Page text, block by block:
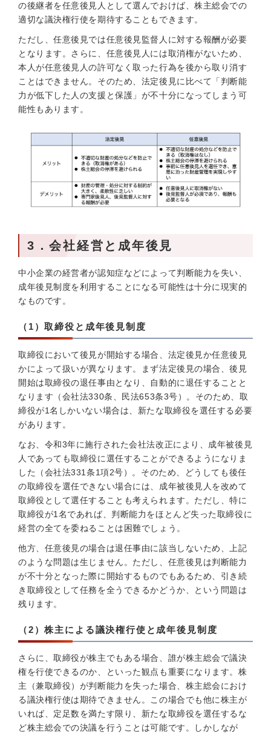
の後継者を任意後見人として選んでおけば、株主総会での
適切な議決権行使を期待することもできます。
ただし、任意後見では任意後見監督人に対する報酬が必要
となります。さらに、任意後見人には取消権がないため、
本人が任意後見人の許可なく取った行為を後から取り消す
ことはできません。そのため、法定後見に比べて「判断能
力が低下した人の支援と保護」が不十分になってしまう可
能性もあります。
3．会社経営と成年後見
中小企業の経営者が認知症などによって判断能力を失い、
成年後見制度を利用することになる可能性は十分に現実的
なものです。
（1）取締役と成年後見制度
取締役において後見が開始する場合、法定後見か任意後見
かによって扱いが異なります。まず法定後見の場合、後見
開始は取締役の退任事由となり、自動的に退任することと
なります（会社法330条、民法653条3号）。そのため、取
締役が1名しかいない場合は、新たな取締役を選任する必要
があります。
なお、令和3年に施行された会社法改正により、成年被後見
人であっても取締役に選任することができるようになりま
した（会社法331条1項2号）。そのため、どうしても後任
の取締役を選任できない場合には、成年被後見人を改めて
取締役として選任することも考えられます。ただし、特に
取締役が1名であれば、判断能力をほとんど失った取締役に
経営の全てを委ねることは困難でしょう。
他方、任意後見の場合は退任事由に該当しないため、上記
のような問題は生じません。ただし、任意後見は判断能力
が不十分となった際に開始するものでもあるため、引き続
き取締役として任務を全うできるかどうか、という問題は
残ります。
（2）株主による議決権行使と成年後見制度
さらに、取締役が株主でもある場合、誰が株主総会で議決
権を行使できるのか、といった観点も重要になります。株
主（兼取締役）が判断能力を失った場合、株主総会におけ
る議決権行使は期待できません。この場合でも他に株主が
いれば、定足数を満たす限り、新たな取締役を選任するな
ど株主総会での決議を行うことは可能です。しかしなが